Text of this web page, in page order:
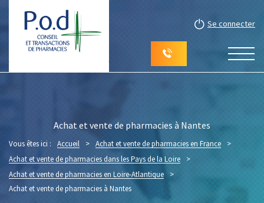
Se connecter
Achat et vente de pharmacies à Nantes
Vous êtes ici : Accueil > Achat et vente de pharmacies en France
>
Achat et vente de pharmacies dans les Pays de la Loire
>
Achat et vente de pharmacies en Loire-Atlantique >
Achat et vente de pharmacies à Nantes